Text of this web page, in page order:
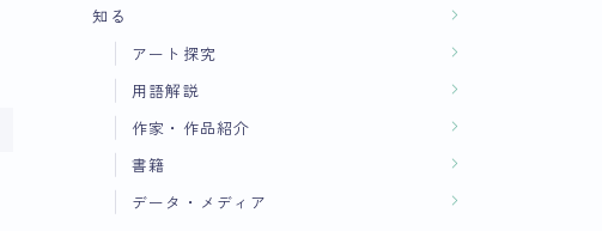
知る
アート探究
用語解説
作家・作品紹介
書籍
データ・メディア